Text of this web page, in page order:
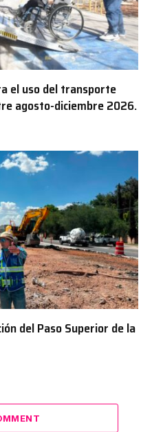
el uso del transporte
agosto-diciembre 2026.
del Paso Superior de la